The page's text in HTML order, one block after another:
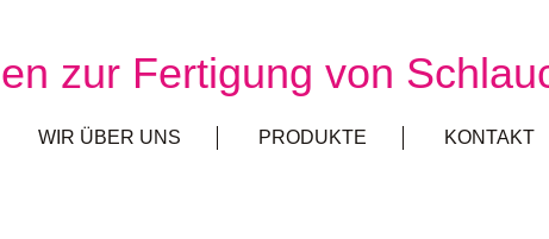
zur Fertigung von
WIR ÜBER UNS PRODUKTE KONTAKT